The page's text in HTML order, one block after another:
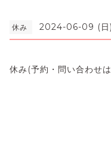
休み 2024-06-09 (日)
休み(予約・問い合わせ